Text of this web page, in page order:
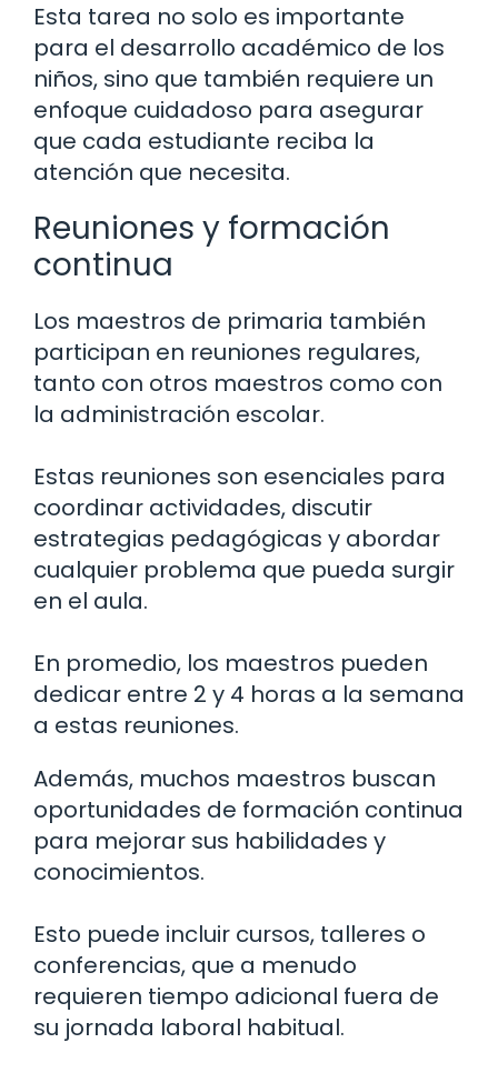
Esta tarea no solo es importante
para el desarrollo académico de los
niños, sino que también requiere un
enfoque cuidadoso para asegurar
que cada estudiante reciba la
atención que necesita.
Reuniones y formación
continua
Los maestros de primaria también
participan en reuniones regulares,
tanto con otros maestros como con
la administración escolar.
Estas reuniones son esenciales para
coordinar actividades, discutir
estrategias pedagógicas y abordar
cualquier problema que pueda surgir
en el aula.
En promedio, los maestros pueden
dedicar entre 2 y 4 horas a la semana
a estas reuniones.
Además, muchos maestros buscan
oportunidades de formación continua
para mejorar sus habilidades y
conocimientos.
Esto puede incluir cursos, talleres o
conferencias, que a menudo
requieren tiempo adicional fuera de
su jornada laboral habitual.